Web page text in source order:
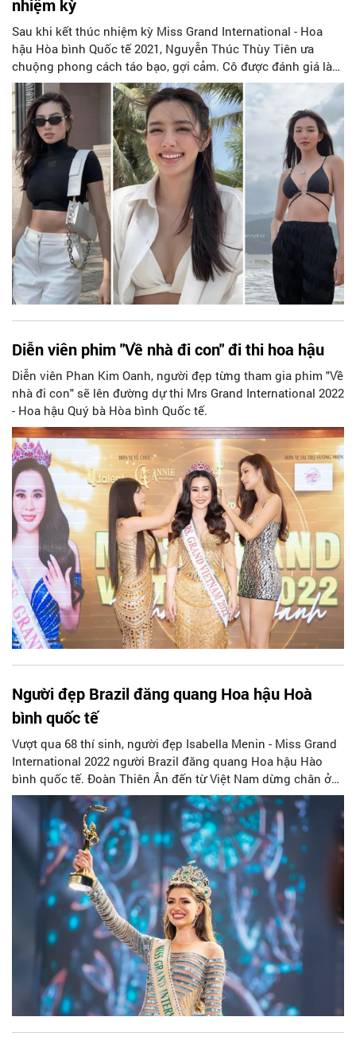
nhiệm kỳ
Sau khi kết thúc nhiệm kỳ Miss Grand International - Hoa
hậu Hòa bình Quốc tế 2021, Nguyễn Thúc Thùy Tiên ưa
chuộng phong cách táo bạo, gợi cảm. Cô được đánh giá là
người đẹp có sức hút.
Diễn viên phim "Về nhà đi con" đi thi hoa hậu
Diễn viên Phan Kim Oanh, người đẹp từng tham gia phim "Về
nhà đi con" sẽ lên đường dự thi Mrs Grand International 2022
- Hoa hậu Quý bà Hòa bình Quốc tế.
Người đẹp Brazil đăng quang Hoa hậu Hoà
bình quốc tế
Vượt qua 68 thí sinh, người đẹp Isabella Menin - Miss Grand
International 2022 người Brazil đăng quang Hoa hậu Hào
bình quốc tế. Đoàn Thiên Ân đến từ Việt Nam dừng chân ở
top 20